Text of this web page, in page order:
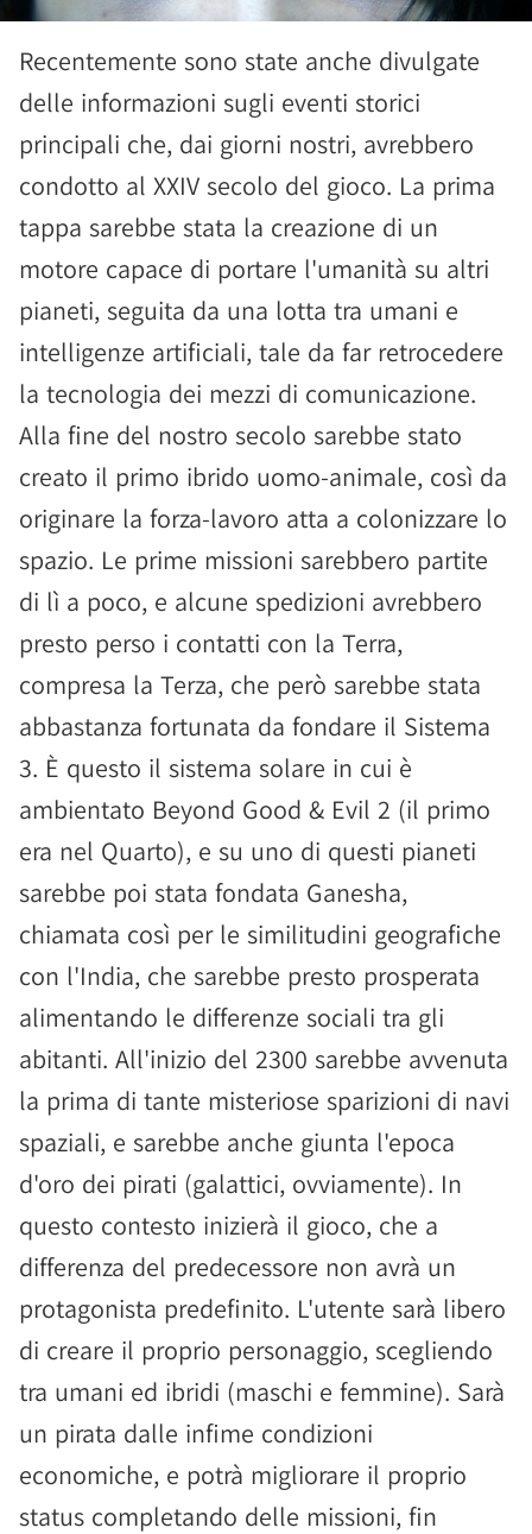
Recentemente sono state anche divulgate
delle informazioni sugli eventi storici
principali che, dai giorni nostri, avrebbero
condotto al XXIV secolo del gioco. La prima
tappa sarebbe stata la creazione di un
motore capace di portare l'umanità su altri
pianeti, seguita da una lotta tra umani e
intelligenze artificiali, tale da far retrocedere
la tecnologia dei mezzi di comunicazione.
Alla fine del nostro secolo sarebbe stato
creato il primo ibrido uomo-animale, così da
originare la forza-lavoro atta a colonizzare lo
spazio. Le prime missioni sarebbero partite
di lì a poco, e alcune spedizioni avrebbero
presto perso i contatti con la Terra,
compresa la Terza, che però sarebbe stata
abbastanza fortunata da fondare il Sistema
3. È questo il sistema solare in cui è
ambientato Beyond Good & Evil 2 (il primo
era nel Quarto), e su uno di questi pianeti
sarebbe poi stata fondata Ganesha,
chiamata così per le similitudini geografiche
con l'India, che sarebbe presto prosperata
alimentando le differenze sociali tra gli
abitanti. All'inizio del 2300 sarebbe avvenuta
la prima di tante misteriose sparizioni di navi
spaziali, e sarebbe anche giunta l'epoca
d'oro dei pirati (galattici, ovviamente). In
questo contesto inizierà il gioco, che a
differenza del predecessore non avrà un
protagonista predefinito. L'utente sarà libero
di creare il proprio personaggio, scegliendo
tra umani ed ibridi (maschi e femmine). Sarà
un pirata dalle infime condizioni
economiche, e potrà migliorare il proprio
status completando delle missioni, fin